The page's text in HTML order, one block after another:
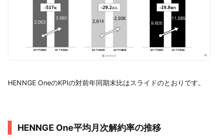
HENNGE OneのKPIの対前年同期末比はスライドのとおりです。
HENNGE One平均月次解約率の推移